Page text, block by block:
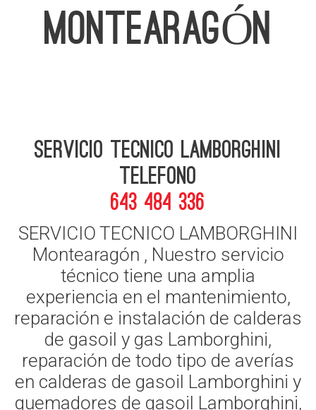
MONTEARAGÓN
Servicio Tecnico Lamborghini
telefono
643 484 336
SERVICIO TECNICO LAMBORGHINI
Montearagón , Nuestro servicio
técnico tiene una amplia
experiencia en el mantenimiento,
reparación e instalación de calderas
de gasoil y gas Lamborghini,
reparación de todo tipo de averías
en calderas de gasoil Lamborghini y
quemadores de gasoil Lamborghini,